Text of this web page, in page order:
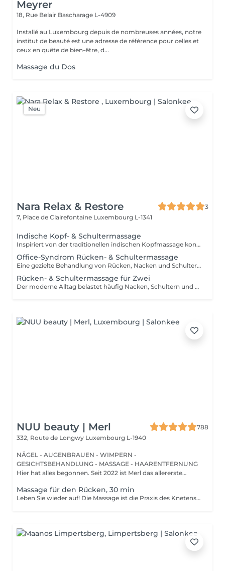
Meyrer
18, Rue Belair Bascharage L-4909
Installé au Luxembourg depuis de nombreuses années, notre
institut de beauté est une adresse de référence pour celles et
ceux en quête de bien-être, d...
Massage du Dos
Neu
Nara Relax & Restore
3
7, Place de Clairefontaine Luxembourg L-1341
Indische Kopf- & Schultermassage
Inspiriert von der traditionellen indischen Kopfmassage konzentriert sich diese wohltuende Behandlung auf Kopf, Nacken, Schultern, oberen Rücken und Arme. Hochwertiges Arganöl wird sanft in Kopfhaut und Haare einmassiert, während gezielte Massagetechniken Verspannungen lösen, den Geist beruhigen und Haar sowie Kopfhaut neue Vitalität verleihen.
Office-Syndrom Rücken- & Schultermassage
Eine gezielte Behandlung von Rücken, Nacken und Schultern mit einer Kombination aus Hand-, Daumen-, Unterarm- und Ellenbogentechniken. Ideal zur Linderung von Verspannungen, Muskelsteifheit und Beschwerden, die durch langes Sitzen, Bildschirmarbeit oder Alltagsstress entstehen. Die Behandlung hilft dabei, den Oberkörper zu lockern und die Beweglichkeit zu verbessern.
Rücken- & Schultermassage für Zwei
Der moderne Alltag belastet häufig Nacken, Schultern und oberen Rücken. Diese gezielte Behandlung nutzt verschiedene Massagetechniken, um Verspannungen zu lösen, Muskelsteifheit zu reduzieren und das Wohlbefinden im Oberkörper zu fördern. Die ideale Wahl für zwei Personen, die gemeinsam entspannen und dem Alltagsstress entfliehen möchten.
NUU beauty | Merl
788
332, Route de Longwy Luxembourg L-1940
NÄGEL - AUGENBRAUEN - WIMPERN -
GESICHTSBEHANDLUNG - MASSAGE - HAARENTFERNUNG
Hier hat alles begonnen. Seit 2022 ist Merl das allererste
Massage für den Rücken, 30 min
Leben Sie wieder auf! Die Massage ist die Praxis des Knetens oder Manipulierens der Muskeln und anderer Weichteile einer Person, um Stress zu reduzieren, Muskelschmerzen zu lindern, die Entspannung zu fördern und die Funktion des Immunsystems zu verbessern. Vorteile einer Rückenmassage für die Gesundheit: - reduziert Stress - entspannend - verbessert die Durchblutung - verbessert das Immunsystem des Körpers Wie wird die Rückenmassage für die Gesundheit durchgeführt? - Kopf und Nacken werden massiert - Schultern und Rücken werden massiert - Hände und Arme werden massiert Altersbeschränkungen: es gibt keine Altersbeschränkungen für dieses Verfahren. Empfehlungen nach dem Eingriff: nach dem Eingriff 2-3 Stunden keinen Sport und plötzliche Bewegungen machen. Frequenz: 1-2 Mal pro Woche, insgesamt 10 Mal. Wiederholen Sie den Eingriff alle 3-6 Monate.